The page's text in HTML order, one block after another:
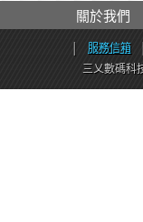
關於我們
服務信箱
三乂數碼科